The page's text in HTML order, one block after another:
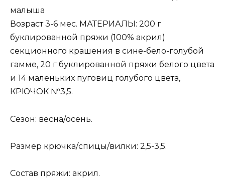
малыша
Возраст 3-6 мес. МАТЕРИАЛЫ: 200 г
буклированной пряжи (100% акрил)
секционного крашения в сине-бело-голубой
гамме, 20 г буклированной пряжи белого цвета
и 14 маленьких пуговиц голубого цвета,
КРЮЧОК №3,5.
Сезон: весна/осень.
Размер крючка/спицы/вилки: 2,5-3,5.
Состав пряжи: акрил.